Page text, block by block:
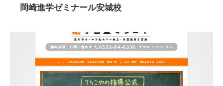
岡崎進学ゼミナール安城校